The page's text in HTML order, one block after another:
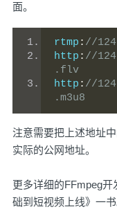
面。
rtmp : //
http : //
.flv
http : //
.m3u8
注意需要把上述地址
实际的公网地址。
更多详细的FFmpeg开
础到短视频上线》 一书